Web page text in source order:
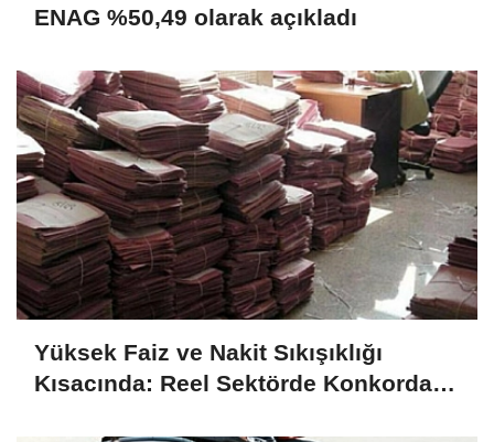
ENAG %50,49 olarak açıkladı
Yüksek Faiz ve Nakit Sıkışıklığı
Kısacında: Reel Sektörde Konkordato